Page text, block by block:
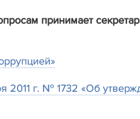
принимает
2011 г. № 1732 «Об